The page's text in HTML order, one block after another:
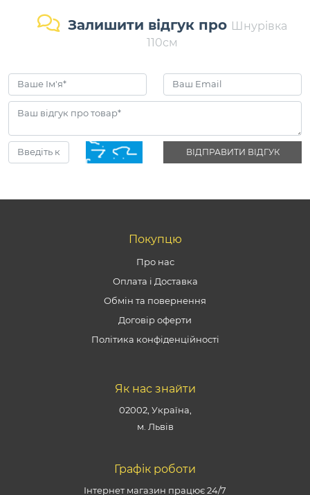
Залишити відгук про Шнурівка
110см
ВІДПРАВИТИ ВІДГУК
Покупцю
Про нас
Оплата і Доставка
Обмін та повернення
Договір оферти
Політика конфіденційності
Як нас знайти
02002, Україна,
м. Львів
Графік роботи
Інтернет магазин працює 24/7